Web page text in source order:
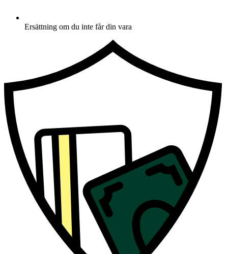
Ersättning om du inte får din vara